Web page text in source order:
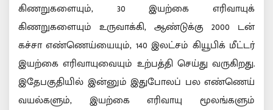
கிணறுகளையும், 30 இயற்கை எரிவாயுக்
கிணறுகளையும் உருவாக்கி, ஆண்டுக்கு 2000 டன்
கச்சா எண்ணெய்யையும், 140 இலட்சம் கியூபிக் மீட்டர்
இயற்கை எரிவாயுவையும் உற்பத்தி செய்து வருகிறது.
இதேபகுதியில் இன்னும் இதுபோலப் பல எண்ணெய்
வயல்களும், இயற்கை எரிவாயு மூலங்களும்